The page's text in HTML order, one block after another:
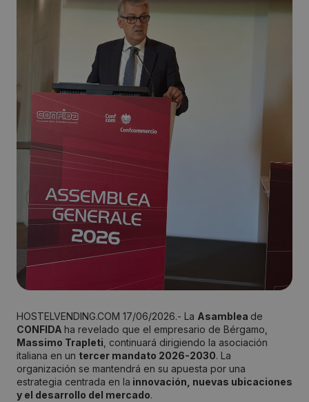
HOSTELVENDING.COM 17/06/2026.- La Asamblea de
CONFIDA ha revelado que el empresario de Bérgamo,
Massimo Trapleti, continuará dirigiendo la asociación
italiana en un tercer mandato 2026-2030. La
organización se mantendrá en su apuesta por una
estrategia centrada en la innovación, nuevas ubicaciones
y el desarrollo del mercado.